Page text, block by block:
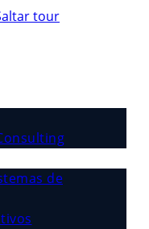
tour
de